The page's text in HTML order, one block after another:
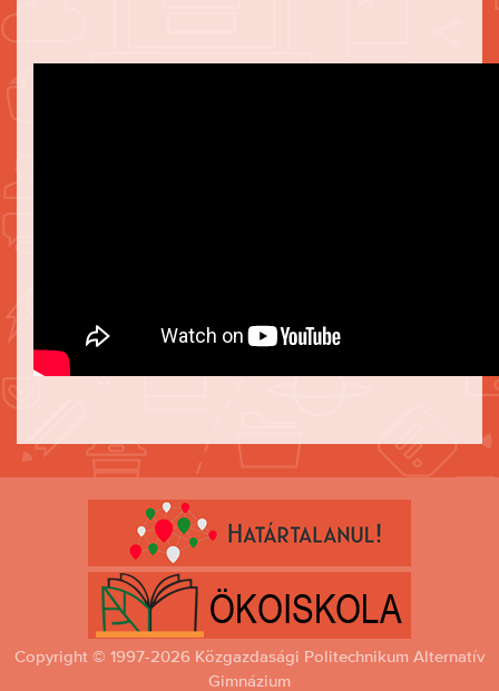
Copyright © 1997-2026 Közgazdasági Politechnikum Alternatív
Gimnázium